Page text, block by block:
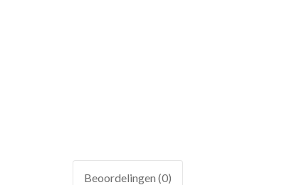
Beoordelingen (0)